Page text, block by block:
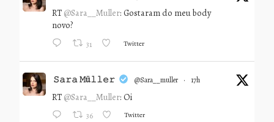
RT @Sara__Muller: Gostaram do meu body
novo?
31 Twitter
𝚂𝚊𝚛𝚊 𝙼ü𝚕𝚕𝚎𝚛 @sara__muller · 17h
RT @Sara__Muller: Oi
36 Twitter